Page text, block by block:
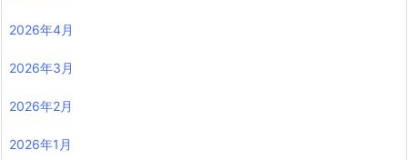
2026年4月
2026年3月
2026年2月
2026年1月